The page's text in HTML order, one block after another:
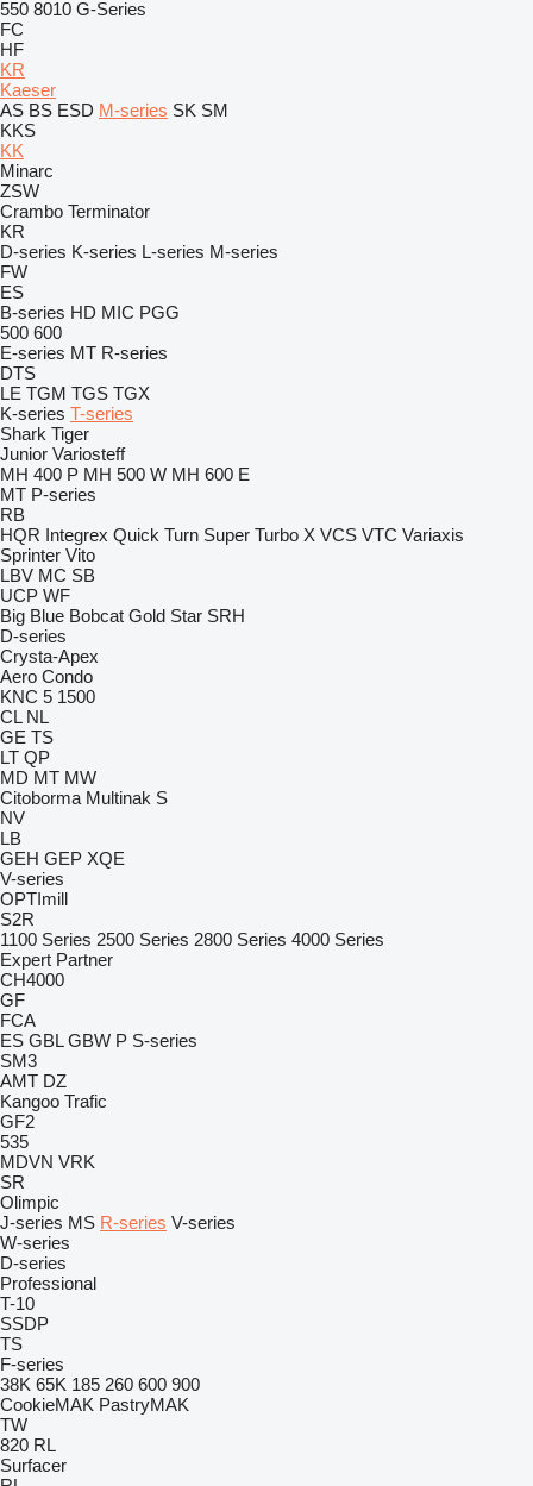
550 8010 G-Series
FC
HF
KR
Kaeser
AS BS ESD M-series SK SM
KKS
KK
Minarc
ZSW
Crambo Terminator
KR
D-series K-series L-series M-series
FW
ES
B-series HD MIC PGG
500 600
E-series MT R-series
DTS
LE TGM TGS TGX
K-series T-series
Shark Tiger
Junior Variosteff
MH 400 P MH 500 W MH 600 E
MT P-series
RB
HQR Integrex Quick Turn Super Turbo X VCS VTC Variaxis
Sprinter Vito
LBV MC SB
UCP WF
Big Blue Bobcat Gold Star SRH
D-series
Crysta-Apex
Aero Condo
KNC 5 1500
CL NL
GE TS
LT QP
MD MT MW
Citoborma Multinak S
NV
LB
GEH GEP XQE
V-series
OPTImill
S2R
1100 Series 2500 Series 2800 Series 4000 Series
Expert Partner
CH4000
GF
FCA
ES GBL GBW P S-series
SM3
AMT DZ
Kangoo Trafic
GF2
535
MDVN VRK
SR
Olimpic
J-series MS R-series V-series
W-series
D-series
Professional
T-10
SSDP
TS
F-series
38K 65K 185 260 600 900
CookieMAK PastryMAK
TW
820 RL
Surfacer